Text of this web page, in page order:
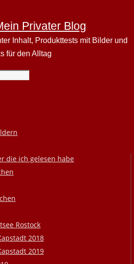
Privater Blog
Inhalt, Produkttests mit Bilder und
für den Alltag
die ich gelesen habe
Rostock
2018
2019